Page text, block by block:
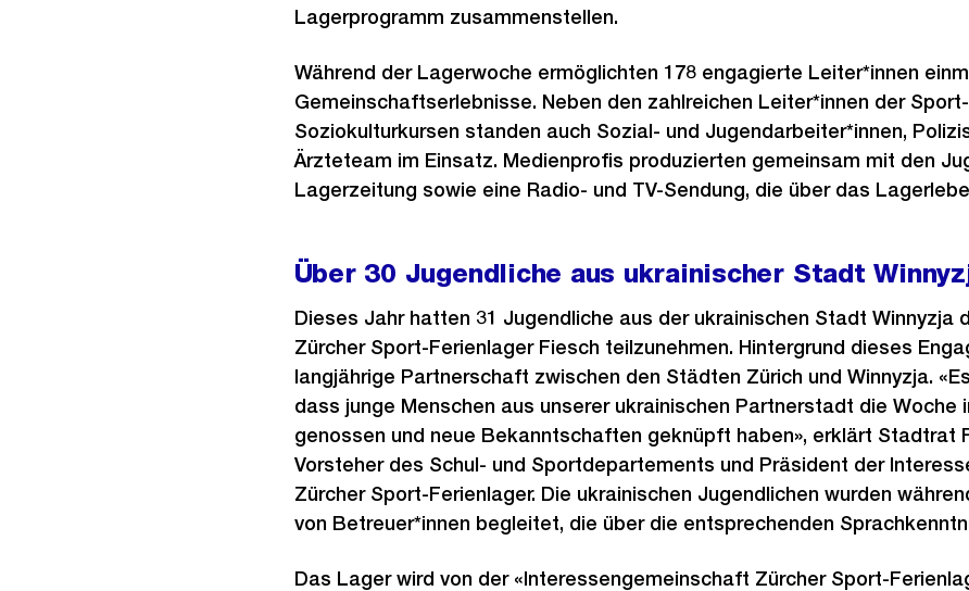
Lagerprogramm zusammenstellen.
Während der Lagerwoche ermöglichten 178 engagierte Leiter*innen
Gemeinschaftserlebnisse. Neben den zahlreichen Leiter*innen der
Soziokulturkursen standen auch Sozial- und Jugendarbeiter*innen,
Ärzteteam im Einsatz. Medienprofis produzierten gemeinsam mit den
Lagerzeitung sowie eine Radio- und TV-Sendung, die über das
Über 30 Jugendliche aus ukrainischer Stadt
Dieses Jahr hatten 31 Jugendliche aus der ukrainischen Stadt Winnyzja
Zürcher Sport-Ferienlager Fiesch teilzunehmen. Hintergrund dieses
langjährige Partnerschaft zwischen den Städten Zürich und Winnyzja.
dass junge Menschen aus unserer ukrainischen Partnerstadt die Woche
genossen und neue Bekanntschaften geknüpft haben», erklärt Stadtrat
Vorsteher des Schul- und Sportdepartements und Präsident der
Zürcher Sport-Ferienlager. Die ukrainischen Jugendlichen wurden
von Betreuer*innen begleitet, die über die entsprechenden
Das Lager wird von der «Interessengemeinschaft Zürcher Sport-